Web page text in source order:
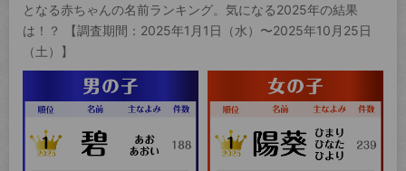
となる赤ちゃんの名前ランキング。気になる2025年の結果
は！？ 【調査期間：2025年1月1日（水）〜2025年10月25日
（土）】